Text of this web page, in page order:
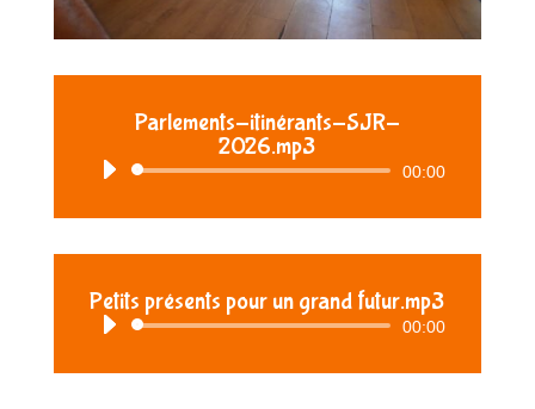
Parlements-itinérants-SJR-
2026.mp3
Lecteur
00:00
Petits présents pour un grand futur.mp3
Lecteur
00:00